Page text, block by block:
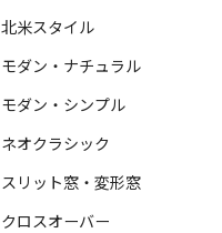
北米スタイル
モダン・ナチュラル
モダン・シンプル
ネオクラシック
スリット窓・変形窓
クロスオーバー